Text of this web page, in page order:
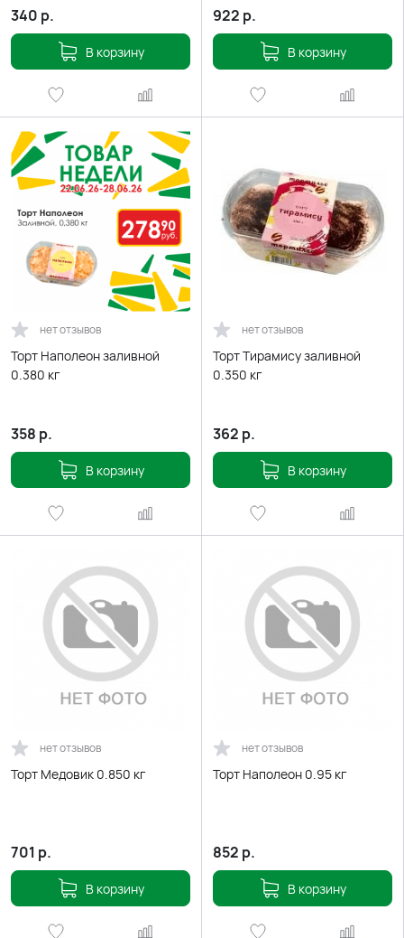
340 р.
В корзину
922 р.
В корзину
нет отзывов
Торт Наполеон заливной
0.380 кг
358 р.
В корзину
нет отзывов
Торт Тирамису заливной
0.350 кг
362 р.
В корзину
нет отзывов
Торт Медовик 0.850 кг
701 р.
В корзину
нет отзывов
Торт Наполеон 0.95 кг
852 р.
В корзину